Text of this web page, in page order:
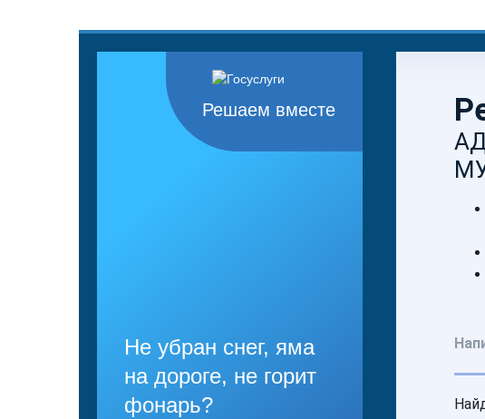
Решаем вместе
Не убран снег, яма
на дороге, не горит
фонарь?